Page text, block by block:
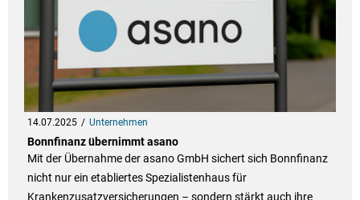
14.07.2025 Unternehmen
Bonnfinanz übernimmt asano
Mit der Übernahme der asano GmbH sichert sich Bonnfinanz
nicht nur ein etabliertes Spezialistenhaus für
Krankenzusatzversicherungen – sondern stärkt auch ihre